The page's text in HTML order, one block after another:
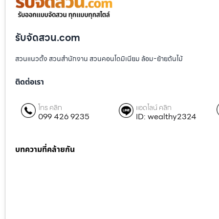
รับจัดสวน.com
สวนแนวตั้ง สวนสำนักงาน สวนคอนโดมิเนียม ล้อม-ย้ายต้นไม้
ติดต่อเรา
โทร คลิก
099 426 9235
แอดไลน์ คลิก
ID: wealthy2324
บทความที่คล้ายกัน